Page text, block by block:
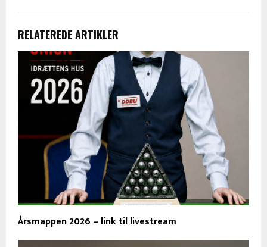
RELATEREDE ARTIKLER
Årsmappen 2026 – link til livestream